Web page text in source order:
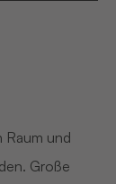
Raum und
Große